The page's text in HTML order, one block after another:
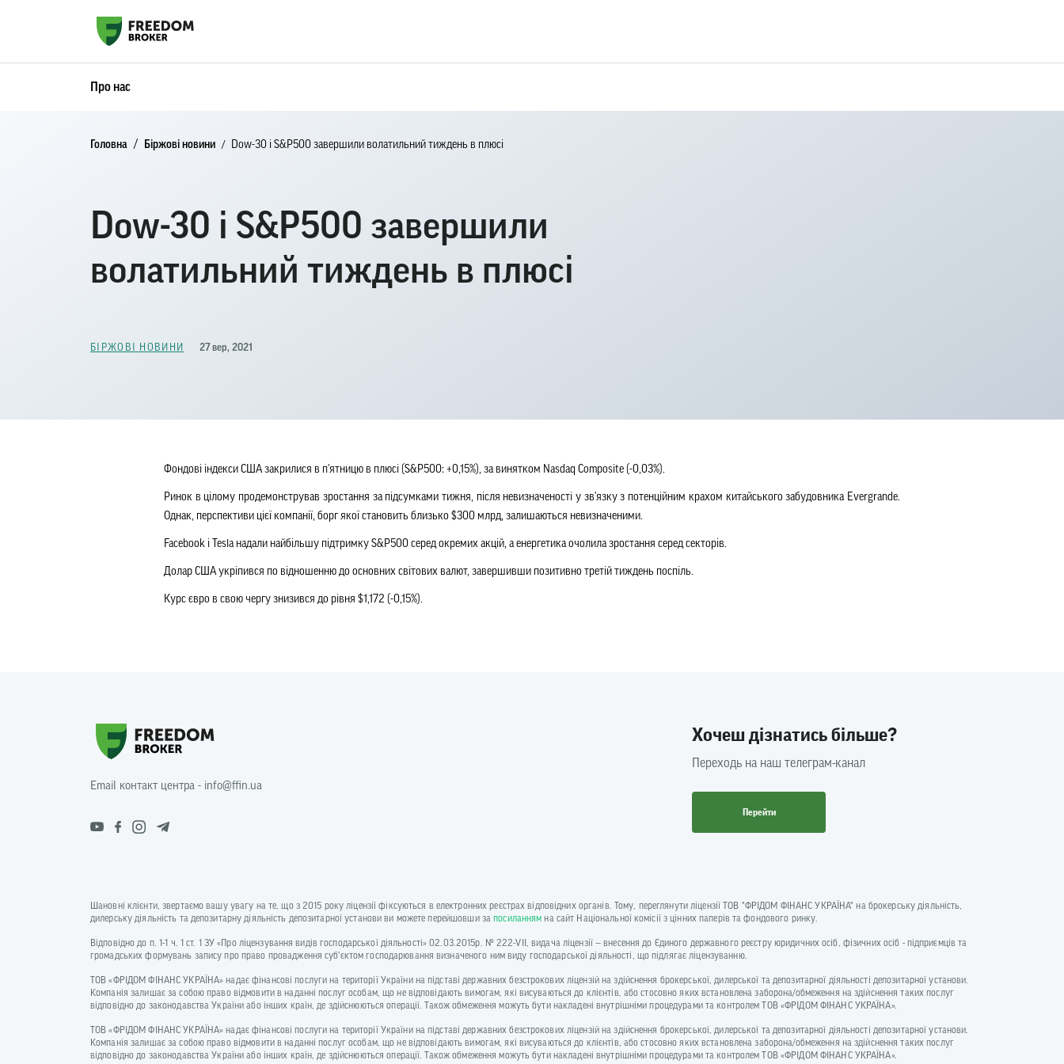
Про нас
Головна Біржові новини Dow-30 і S&P500 завершили волатильний тиждень в плюсі
Dow-30 і S&P500 завершили
волатильний тиждень в плюсі
БІРЖОВІ НОВИНИ 27 вер, 2021
Фондові індекси США закрилися в п'ятницю в плюсі ​​(S&P500: +0,15%), за винятком Nasdaq Composite (-0,03%).
Ринок в цілому продемонстрував зростання за підсумками тижня, після невизначеності у зв'язку з потенційним крахом китайського забудовника Evergrande.
Однак, перспективи цієї компанії, борг якої становить близько $300 млрд, залишаються невизначеними.
Facebook і Tesla надали найбільшу підтримку S&P500 серед окремих акцій, а енергетика очолила зростання серед секторів.
Долар США укріпився по відношенню до основних світових валют, завершивши позитивно третій тиждень поспіль.
Курс євро в свою чергу знизився до рівня $1,172 (-0,15%).
Email контакт центра - info@ffin.ua
Хочеш дізнатись більше?
Переходь на наш телеграм-канал
Перейти
Шановні клієнти, звертаємо вашу увагу на те, що з 2015 року ліцензії фіксуються в електронних реєстрах відповідних органів. Тому, переглянути ліцензії ТОВ "ФРІДОМ ФІНАНС УКРАЇНА" на брокерську діяльність,
дилерську діяльність та депозитарну діяльність депозитарної установи ви можете перейшовши запосиланням на сайт Національної комісії з цінних паперів та фондового ринку.
Відповідно до п. 1-1 ч. 1 ст. 1 ЗУ «Про ліцензування видів господарської діяльності» 02.03.2015р. № 222-VII, видача ліцензії — внесення до Єдиного державного реєстру юридичних осіб, фізичних осіб - підприємців та
громадських формувань запису про право провадження суб’єктом господарювання визначеного ним виду господарської діяльності, що підлягає ліцензуванню.
ТОВ «ФРІДОМ ФІНАНС УКРАЇНА» надає фінансові послуги на території України на підставі державних безстрокових ліцензій на здійснення брокерської, дилерської та депозитарної діяльності депозитарної установи.
Компанія залишає за собою право відмовити в наданні послуг особам, що не відповідають вимогам, які висуваються до клієнтів, або стосовно яких встановлена заборона/обмеження на здійснення таких послуг
відповідно до законодавства України або інших країн, де здійснюються операції. Також обмеження можуть бути накладені внутрішніми процедурами та контролем ТОВ «ФРІДОМ ФІНАНС УКРАЇНА».
ТОВ «ФРІДОМ ФІНАНС УКРАЇНА» надає фінансові послуги на території України на підставі державних безстрокових ліцензій на здійснення брокерської, дилерської та депозитарної діяльності депозитарної установи.
Компанія залишає за собою право відмовити в наданні послуг особам, що не відповідають вимогам, які висуваються до клієнтів, або стосовно яких встановлена заборона/обмеження на здійснення таких послуг
відповідно до законодавства України або інших країн, де здійснюються операції. Також обмеження можуть бути накладені внутрішніми процедурами та контролем ТОВ «ФРІДОМ ФІНАНС УКРАЇНА».